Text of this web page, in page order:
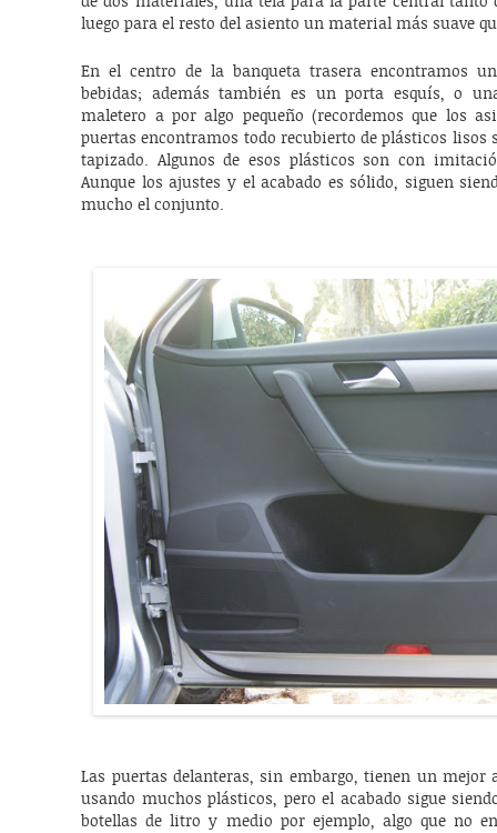
luego para el resto del asiento un material más suave
En el centro de la banqueta trasera encontramos
bebidas; además también es un porta esquís, o
maletero a por algo pequeño (recordemos que los
puertas encontramos todo recubierto de plásticos lisos
tapizado. Algunos de esos plásticos son con
Aunque los ajustes y el acabado es sólido, siguen
mucho el conjunto.
Las puertas delanteras, sin embargo, tienen un mejor
usando muchos plásticos, pero el acabado sigue
botellas de litro y medio por ejemplo, algo que no